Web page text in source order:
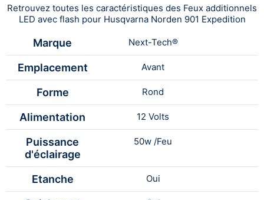
Retrouvez toutes les caractéristiques des Feux additionnels
LED avec flash pour Husqvarna Norden 901 Expedition
Marque Next-Tech®
Emplacement Avant
Forme Rond
Alimentation 12 Volts
Puissance
d'éclairage
50w /Feu
Etanche Oui